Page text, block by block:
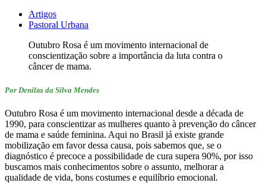
Artigos
Pastoral Urbana
Outubro Rosa é um movimento internacional de
conscientização sobre a importância da luta contra o
câncer de mama.
Por Denilza da Silva Mendes
Outubro Rosa é um movimento internacional desde a década de
1990, para conscientizar as mulheres quanto à prevenção do câncer
de mama e saúde feminina. Aqui no Brasil já existe grande
mobilização em favor dessa causa, pois sabemos que, se o
diagnóstico é precoce a possibilidade de cura supera 90%, por isso
buscamos mais conhecimentos sobre o assunto, melhorar a
qualidade de vida, bons costumes e equilíbrio emocional.